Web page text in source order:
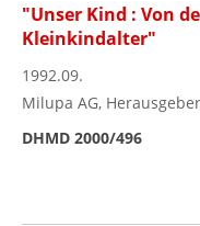
"Unser Kind : Von
Kleinkindalter"
1992.09.
Milupa AG, Herausgeber
DHMD 2000/496